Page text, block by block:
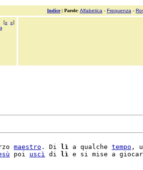
Indice| Parole: Alfabetica - Frequenza -
[« »]
maestro . Di lì a qualche tempo ,
poi uscì di lì